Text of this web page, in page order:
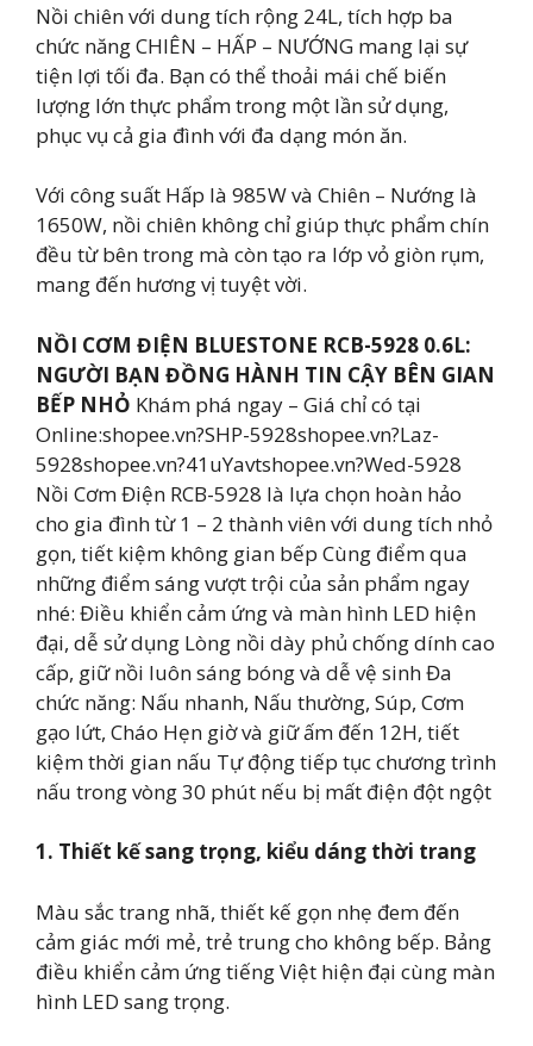
Nồi chiên với dung tích rộng 24L, tích hợp ba
chức năng CHIÊN – HẤP – NƯỚNG mang lại sự
tiện lợi tối đa. Bạn có thể thoải mái chế biến
lượng lớn thực phẩm trong một lần sử dụng,
phục vụ cả gia đình với đa dạng món ăn.
Với công suất Hấp là 985W và Chiên – Nướng là
1650W, nồi chiên không chỉ giúp thực phẩm chín
đều từ bên trong mà còn tạo ra lớp vỏ giòn rụm,
mang đến hương vị tuyệt vời.
NỒI CƠM ĐIỆN BLUESTONE RCB-5928 0.6L:
NGƯỜI BẠN ĐỒNG HÀNH TIN CẬY BÊN GIAN
BẾP NHỎ Khám phá ngay – Giá chỉ có tại
Online:shopee.vn?SHP-5928shopee.vn?Laz-
5928shopee.vn?41uYavtshopee.vn?Wed-5928
Nồi Cơm Điện RCB-5928 là lựa chọn hoàn hảo
cho gia đình từ 1 – 2 thành viên với dung tích nhỏ
gọn, tiết kiệm không gian bếp Cùng điểm qua
những điểm sáng vượt trội của sản phẩm ngay
nhé: Điều khiển cảm ứng và màn hình LED hiện
đại, dễ sử dụng Lòng nồi dày phủ chống dính cao
cấp, giữ nồi luôn sáng bóng và dễ vệ sinh Đa
chức năng: Nấu nhanh, Nấu thường, Súp, Cơm
gạo lứt, Cháo Hẹn giờ và giữ ấm đến 12H, tiết
kiệm thời gian nấu Tự động tiếp tục chương trình
nấu trong vòng 30 phút nếu bị mất điện đột ngột
1. Thiết kế sang trọng, kiểu dáng thời trang
Màu sắc trang nhã, thiết kế gọn nhẹ đem đến
cảm giác mới mẻ, trẻ trung cho không bếp. Bảng
điều khiển cảm ứng tiếng Việt hiện đại cùng màn
hình LED sang trọng.